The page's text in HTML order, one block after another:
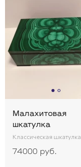
Малахитовая
шкатулка
Классическая шкатулка
74000 руб.